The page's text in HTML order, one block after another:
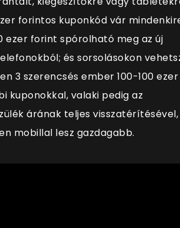
forintos kuponkód vár
ezer forint spórolható meg az új
és sorsolásokon
3 szerencsés ember 100-100 ezer
kuponokkal, valaki pedig az
árának teljes visszatérítésével,
mobillal lesz gazdagabb.